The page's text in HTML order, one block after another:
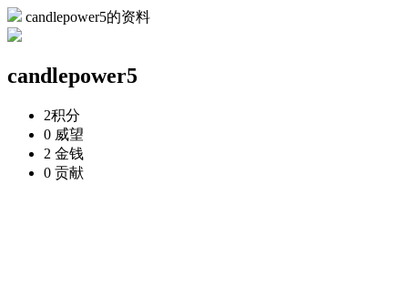
candlepower5的资料
candlepower5
2积分
0 威望
2 金钱
0 贡献